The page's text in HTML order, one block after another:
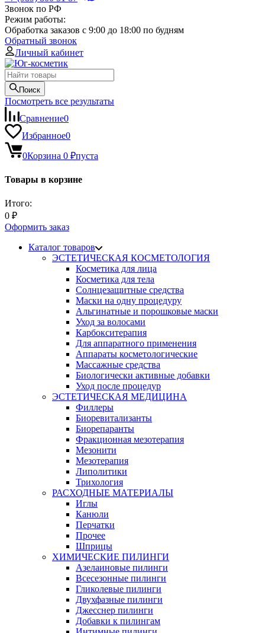
Звонок по РФ
Режим работы:
Обработка заказов с 9:00 до 18:00 по будням
Обратный звонок
Личный кабинет
Поиск
Посмотреть все результаты
Сравнение0
Избранное0
0Корзина 0 ₽пуста
Товары в корзине
Итого:
0 ₽
Оформить заказ
Каталог товаров
ЭСТЕТИЧЕСКАЯ КОСМЕТОЛОГИЯ
Косметика для лица
Косметика для тела
Солнцезащитные средства
Маски на одну процедуру
Альгинатные и порошковые маски
Уход за волосами
Карбокситерапия
Для аппаратного применения
Аппараты косметологические
Массажные средства
Биологически активные добавки
Уход после процедур
ЭСТЕТИЧЕСКАЯ МЕДИЦИНА
Филлеры
Биоревитализанты
Биорепаранты
Фракционная мезотерапия
Мезонити
Мезотерапия
Липолитики
Трихология
РАСХОДНЫЕ МАТЕРИАЛЫ
Иглы
Канюли
Перчатки
Прочее
Шприцы
ХИМИЧЕСКИЕ ПИЛИНГИ
Азелаиновые пилинги
Всесезонные пилинги
Гликолевые пилинги
Двухфазные пилинги
Джесснер пилинги
Добавки к пилингам